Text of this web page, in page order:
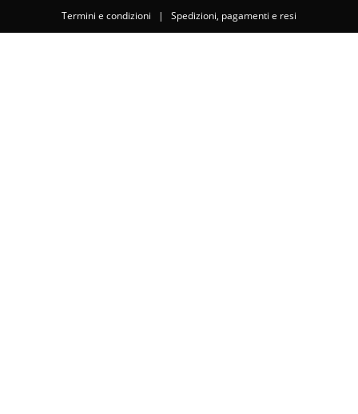
Termini e condizioni | Spedizioni, pagamenti e resi